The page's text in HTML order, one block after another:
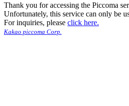
Thank you for accessing the Piccoma
Unfortunately, this service can only be
For inquiries, please click here.
Kakao piccoma Corp.